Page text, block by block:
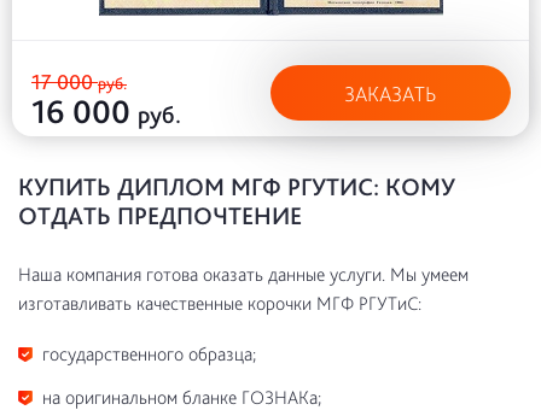
17 000руб.
16 000 руб.
ЗАКАЗАТЬ
КУПИТЬ ДИПЛОМ МГФ РГУТИС: КОМУ
ОТДАТЬ ПРЕДПОЧТЕНИЕ
Наша компания готова оказать данные услуги. Мы умеем
изготавливать качественные корочки МГФ РГУТиС:
государственного образца;
на оригинальном бланке ГОЗНАКа;